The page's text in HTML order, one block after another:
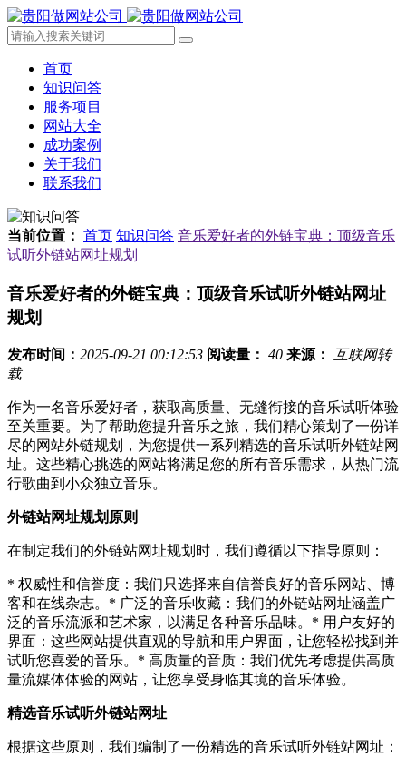
首页
知识问答
服务项目
网站大全
成功案例
关于我们
联系我们
当前位置： 首页 知识问答 音乐爱好者的外链宝典：顶级音乐
试听外链站网址规划
音乐爱好者的外链宝典：顶级音乐试听外链站网址
规划
发布时间： 2025-09-21 00:12:53 阅读量： 40 来源： 互联网转
载
作为一名音乐爱好者，获取高质量、无缝衔接的音乐试听体验
至关重要。为了帮助您提升音乐之旅，我们精心策划了一份详
尽的网站外链规划，为您提供一系列精选的音乐试听外链站网
址。这些精心挑选的网站将满足您的所有音乐需求，从热门流
行歌曲到小众独立音乐。
外链站网址规划原则
在制定我们的外链站网址规划时，我们遵循以下指导原则：
* 权威性和信誉度：我们只选择来自信誉良好的音乐网站、博
客和在线杂志。* 广泛的音乐收藏：我们的外链站网址涵盖广
泛的音乐流派和艺术家，以满足各种音乐品味。* 用户友好的
界面：这些网站提供直观的导航和用户界面，让您轻松找到并
试听您喜爱的音乐。* 高质量的音质：我们优先考虑提供高质
量流媒体体验的网站，让您享受身临其境的音乐体验。
精选音乐试听外链站网址
根据这些原则，我们编制了一份精选的音乐试听外链站网址：